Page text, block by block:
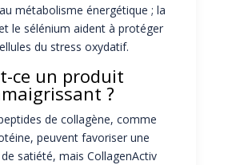
métabolisme énergétique ; la
le sélénium aident à protéger
du stress oxydatif.
ce un produit
?
de collagène, comme
peuvent favoriser une
satiété, mais CollagenActiv